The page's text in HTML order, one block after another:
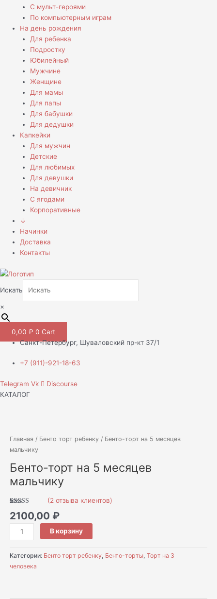
С мульт-героями
По компьютерным играм
На день рождения
Для ребенка
Подростку
Юбилейный
Мужчине
Женщине
Для мамы
Для папы
Для бабушки
Для дедушки
Капкейки
Для мужчин
Детские
Для любимых
Для девушки
На девичник
С ягодами
Корпоративные
↓
Начинки
Доставка
Контакты
Искать
×
0,00 ₽ 0 Cart
Санкт-Петербург, Шуваловский пр-кт 37/1
+7 (911)-921-18-63
Telegram Vk
Discourse
КАТАЛОГ
Главная / Бенто торт ребенку / Бенто-торт на 5 месяцев
мальчику
Бенто-торт на 5 месяцев
мальчику
Рейтинг
5.00из 5 на
основе
опроса
2
пользователей
(2 отзыва клиентов)
2100,00 ₽
Бенто-
5
месяцев
В корзину
Категории: Бенто торт ребенку, Бенто-торты, Торт на 3
человека